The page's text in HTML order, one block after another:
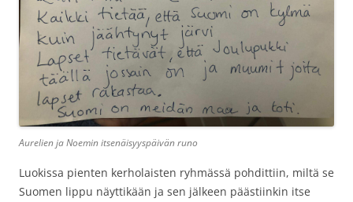
Aurelien ja Noemin itsenäisyyspäivän runo
Luokissa pienten kerholaisten ryhmässä pohdittiin, miltä se
Suomen lippu näyttikään ja sen jälkeen päästiinkin itse